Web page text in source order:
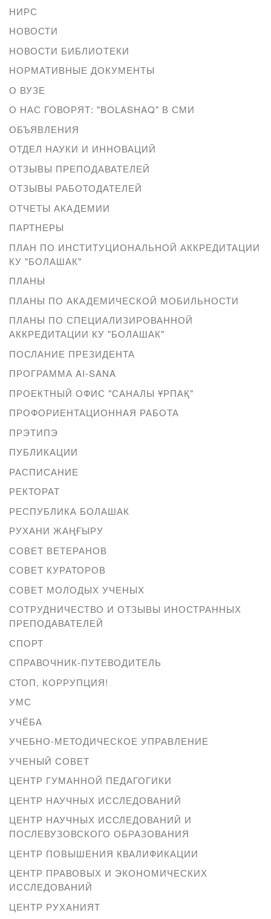
НИРС
НОВОСТИ
НОВОСТИ БИБЛИОТЕКИ
НОРМАТИВНЫЕ ДОКУМЕНТЫ
О ВУЗЕ
О НАС ГОВОРЯТ: "BOLASHAQ" В СМИ
ОБЪЯВЛЕНИЯ
ОТДЕЛ НАУКИ И ИННОВАЦИЙ
ОТЗЫВЫ ПРЕПОДАВАТЕЛЕЙ
ОТЗЫВЫ РАБОТОДАТЕЛЕЙ
ОТЧЕТЫ АКАДЕМИИ
ПАРТНЕРЫ
ПЛАН ПО ИНСТИТУЦИОНАЛЬНОЙ АККРЕДИТАЦИИ
КУ "БОЛАШАК"
ПЛАНЫ
ПЛАНЫ ПО АКАДЕМИЧЕСКОЙ МОБИЛЬНОСТИ
ПЛАНЫ ПО СПЕЦИАЛИЗИРОВАННОЙ
АККРЕДИТАЦИИ КУ "БОЛАШАК"
ПОСЛАНИЕ ПРЕЗИДЕНТА
ПРОГРАММА AI-SANA
ПРОЕКТНЫЙ ОФИС "САНАЛЫ ҰРПАҚ"
ПРОФОРИЕНТАЦИОННАЯ РАБОТА
ПРЭТИПЭ
ПУБЛИКАЦИИ
РАСПИСАНИЕ
РЕКТОРАТ
РЕСПУБЛИКА БОЛАШАК
РУХАНИ ЖАҢҒЫРУ
СОВЕТ ВЕТЕРАНОВ
СОВЕТ КУРАТОРОВ
СОВЕТ МОЛОДЫХ УЧЕНЫХ
СОТРУДНИЧЕСТВО И ОТЗЫВЫ ИНОСТРАННЫХ
ПРЕПОДАВАТЕЛЕЙ
СПОРТ
СПРАВОЧНИК-ПУТЕВОДИТЕЛЬ
СТОП, КОРРУПЦИЯ!
УМС
УЧЁБА
УЧЕБНО-МЕТОДИЧЕСКОЕ УПРАВЛЕНИЕ
УЧЕНЫЙ СОВЕТ
ЦЕНТР ГУМАННОЙ ПЕДАГОГИКИ
ЦЕНТР НАУЧНЫХ ИССЛЕДОВАНИЙ
ЦЕНТР НАУЧНЫХ ИССЛЕДОВАНИЙ И
ПОСЛЕВУЗОВСКОГО ОБРАЗОВАНИЯ
ЦЕНТР ПОВЫШЕНИЯ КВАЛИФИКАЦИИ
ЦЕНТР ПРАВОВЫХ И ЭКОНОМИЧЕСКИХ
ИССЛЕДОВАНИЙ
ЦЕНТР РУХАНИЯТ